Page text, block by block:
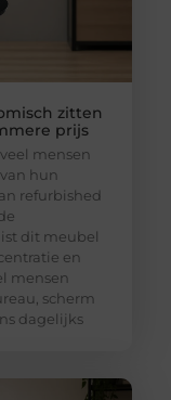
zitten
prijs
mensen
hun
refurbished
dit meubel
en
mensen
scherm
dagelijks